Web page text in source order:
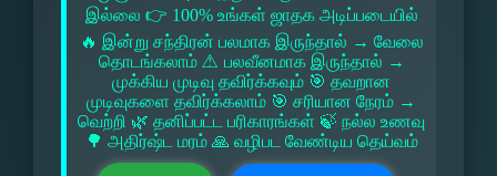
இல்லை 👉 100% உங்கள் ஜாதக அடிப்படையில்
🔥 இன்று சந்திரன் பலமாக இருந்தால் → வேலை
தொடங்கலாம் ⚠ பலவீனமாக இருந்தால் →
முக்கிய முடிவு தவிர்க்கவும் 🎯 தவறான
முடிவுகளை தவிர்க்கலாம் 🎯 சரியான நேரம் →
வெற்றி 🌿 தனிப்பட்ட பரிகாரங்கள் 🍃 நல்ல உணவு
🌳 அதிர்ஷ்ட மரம் 🙏 வழிபட வேண்டிய தெய்வம்